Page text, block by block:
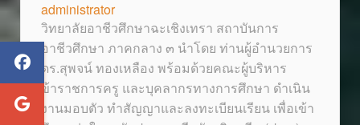
administrator
วิทยาลัยอาชีวศึกษาฉะเชิงเทรา สถาบันการ
อาชีวศึกษา ภาคกลาง ๓ นำโดย ท่านผู้อำนวยการ
ดร.สุพจน์ ทองเหลือง พร้อมด้วยคณะผู้บริหาร
ข้าราชการครู และบุคลากรทางการศึกษา ดำเนิน
งานมอบตัว ทำสัญญาและลงทะเบียนเรียน เพื่อเข้า